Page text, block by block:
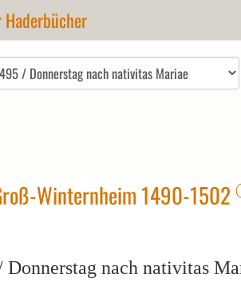
Winternheim 1490-1502
Donnerstag nach nativitas